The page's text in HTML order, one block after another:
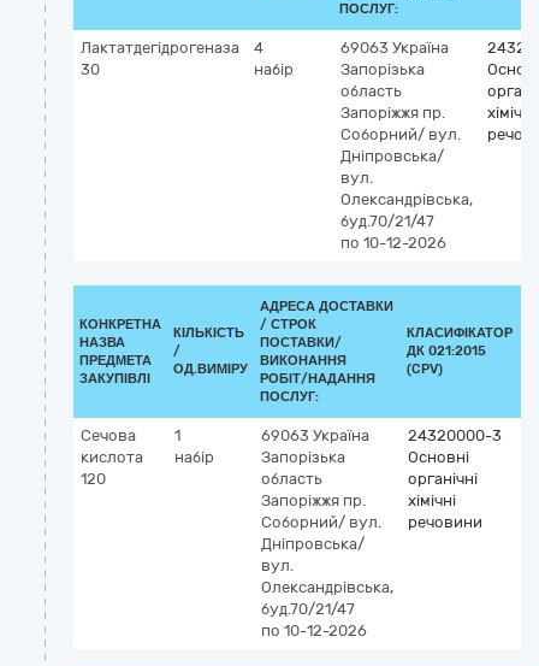
ПОСЛУГ:
Лактатдегідрогеназа
30
4
набір
69063 Україна
Запорізька
область
Запоріжжя пр.
Соборний/ вул.
Дніпровська/
вул.
Олександрівська,
буд.70/21/47
по 10-12-2026
хімічні
КОНКРЕТНА
НАЗВА
ПРЕДМЕТА
ЗАКУПІВЛІ
КІЛЬКІСТЬ
/
ОД.ВИМІРУ
АДРЕСА ДОСТАВКИ
/ СТРОК
ПОСТАВКИ/
ВИКОНАННЯ
РОБІТ/НАДАННЯ
ПОСЛУГ:
КЛАСИФІКАТОР
ДК 021:2015
(CPV)
Сечова
кислота
120
1
набір
69063 Україна
Запорізька
область
Запоріжжя пр.
Соборний/ вул.
Дніпровська/
вул.
Олександрівська,
буд.70/21/47
по 10-12-2026
24320000-3
Основні
органічні
хімічні
речовини